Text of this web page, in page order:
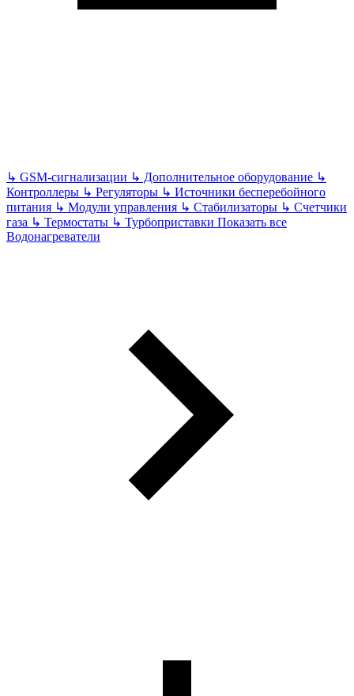
↳ GSM-сигнализации ↳ Дополнительное оборудование ↳
Контроллеры ↳ Регуляторы ↳ Источники бесперебойного
питания ↳ Модули управления ↳ Стабилизаторы ↳ Счетчики
газа ↳ Термостаты ↳ Турбоприставки Показать все
Водонагреватели